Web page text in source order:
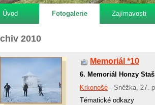
Úvod Fotogalerie Zajímavosti
2010
Memoriál *10
6. Memoriál Honzy
Krkonoše - Sněžka, 27.
Tématické odkazy